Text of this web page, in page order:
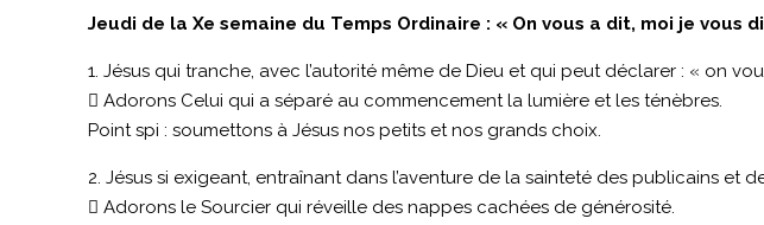
Jeudi de la Xe semaine du Temps Ordinaire : « On vous a dit, moi je vous
1. Jésus qui tranche, avec l’autorité même de Dieu et qui peut déclarer : « on
 Adorons Celui qui a séparé au commencement la lumière et les ténèbres.
Point spi : soumettons à Jésus nos petits et nos grands choix.
2. Jésus si exigeant, entraînant dans l’aventure de la sainteté des publicains et
 Adorons le Sourcier qui réveille des nappes cachées de générosité.